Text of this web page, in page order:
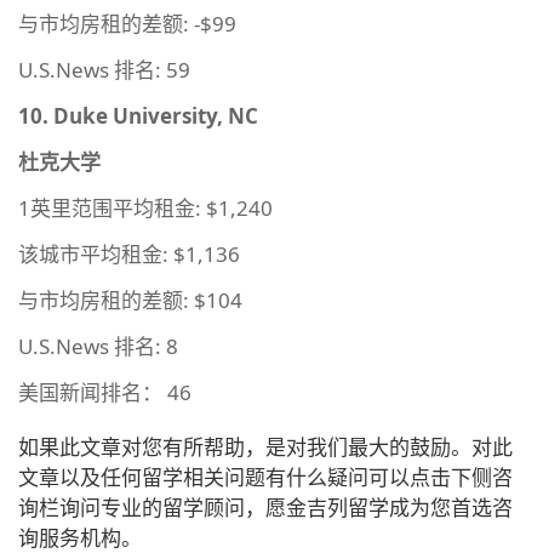
与市均房租的差额: -$99
U.S.News 排名: 59
10. Duke University, NC
杜克大学
1英里范围平均租金: $1,240
该城市平均租金: $1,136
与市均房租的差额: $104
U.S.News 排名: 8
美国新闻排名： 46
如果此文章对您有所帮助，是对我们最大的鼓励。对此
文章以及任何留学相关问题有什么疑问可以点击下侧咨
询栏询问专业的留学顾问，愿金吉列留学成为您首选咨
询服务机构。